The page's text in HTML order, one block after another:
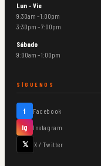
Lun – Vie
9:30am – 1:00pm
3:30pm – 7:00pm
Sábado
9:00am – 1:00pm
SÍGUENOS
f Facebook
ig Instagram
𝕏 X / Twitter